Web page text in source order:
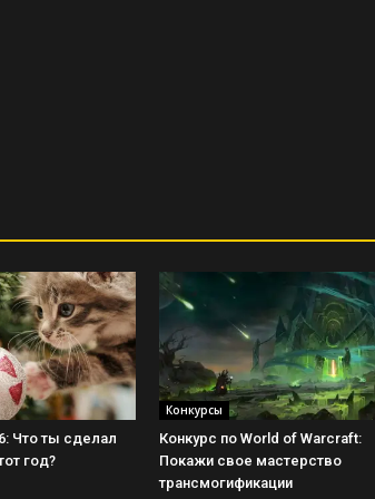
Что ты сделал
год?
Конкурсы
Конкурс по World of Warcraft:
Покажи свое мастерство
трансмогификации